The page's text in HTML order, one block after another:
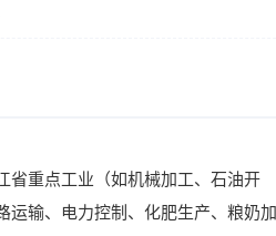
省重点工业（如机械加工、石油开
运输、电力控制、化肥生产、粮奶加